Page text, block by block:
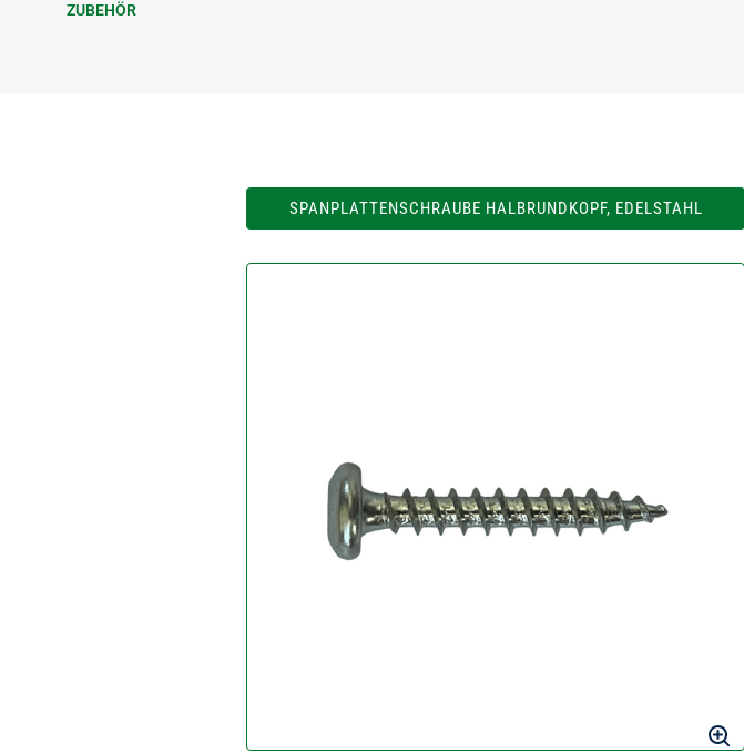
ZUBEHÖR
SPANPLATTENSCHRAUBE HALBRUNDKOPF, EDELSTAHL